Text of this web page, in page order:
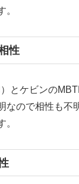
。
性
とケビンの
なので相性も不
。